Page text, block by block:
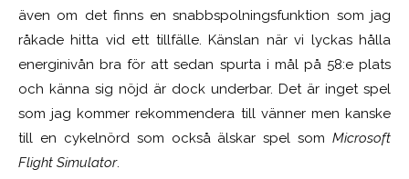
även om det finns en snabbspolningsfunktion som jag
råkade hitta vid ett tillfälle. Känslan när vi lyckas hålla
energinivån bra för att sedan spurta i mål på 58:e plats
och känna sig nöjd är dock underbar. Det är inget spel
som jag kommer rekommendera till vänner men kanske
till en cykelnörd som också älskar spel som Microsoft
Flight Simulator.